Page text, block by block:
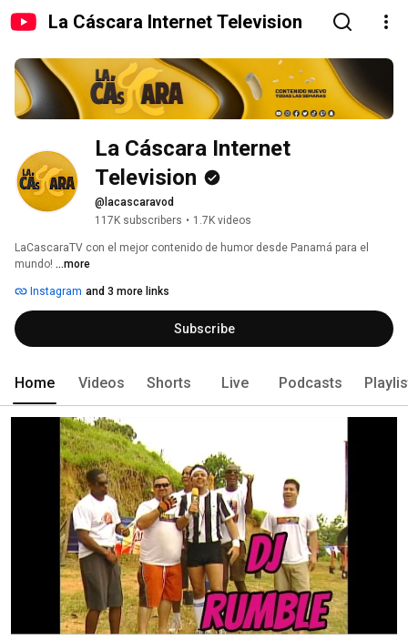
La Cáscara Internet Television
La Cáscara Internet
Television
@lacascaravod
117K subscribers • 1.7K videos
LaCascaraTV con el mejor contenido de humor desde Panamá para el
mundo! ...more
Instagram and 3 more links
Subscribe
Home Videos Shorts Live Podcasts